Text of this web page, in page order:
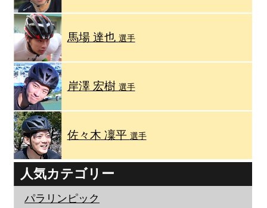
馬場 達也 選手
岸澤 宏樹 選手
佐々木 凜平 選手
人気カテゴリー
パラリンピック